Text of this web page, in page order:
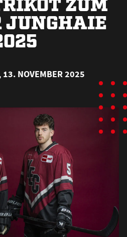
JUNGHAIE
13. NOVEMBER 2025